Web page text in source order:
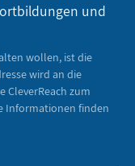
und
wollen, ist die
wird an die
CleverReach zum
Informationen finden